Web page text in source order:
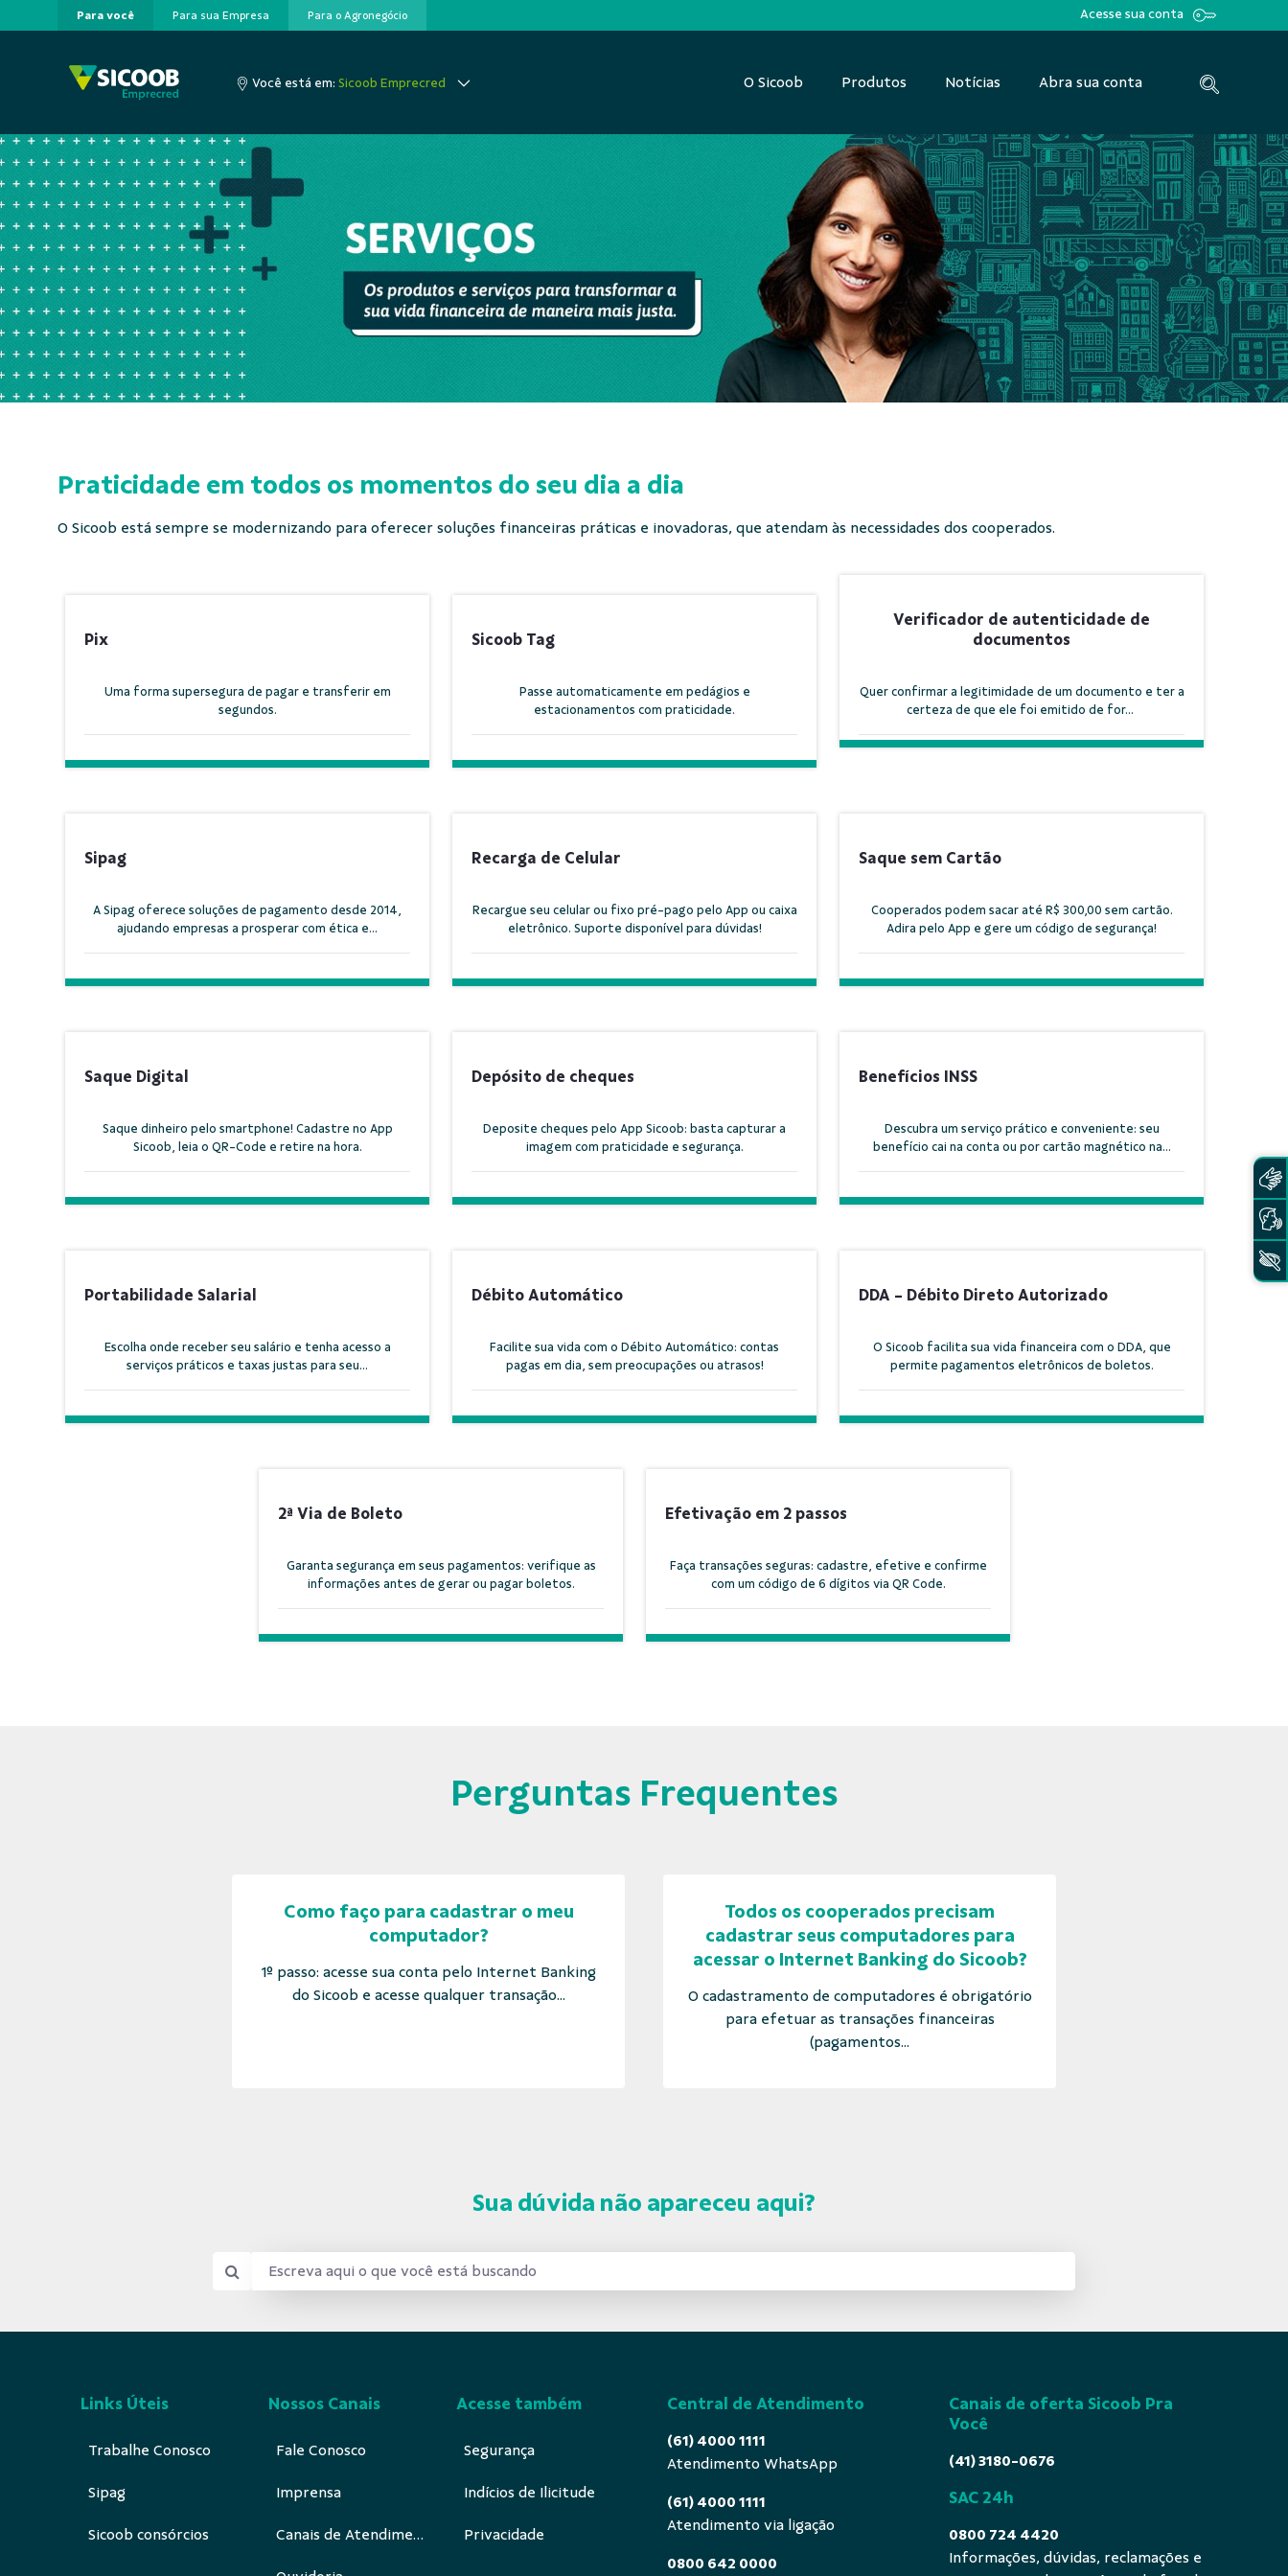
Pular para o Conteúdo principal
Para você Para sua Empresa Para o Agronegócio Acesse sua conta
Você está em:Sicoob Emprecred O Sicoob Produtos Notícias Abra sua conta
Praticidade em todos os momentos do seu dia a dia
O Sicoob está sempre se modernizando para oferecer soluções financeiras práticas e inovadoras, que atendam às necessidades dos cooperados.
Pix
Uma forma supersegura de pagar e transferir em
segundos.
Sicoob Tag
Passe automaticamente em pedágios e
estacionamentos com praticidade.
Verificador de autenticidade de
documentos
Quer confirmar a legitimidade de um documento e ter a
certeza de que ele foi emitido de for...
Sipag
A Sipag oferece soluções de pagamento desde 2014,
ajudando empresas a prosperar com ética e...
Recarga de Celular
Recargue seu celular ou fixo pré-pago pelo App ou caixa
eletrônico. Suporte disponível para dúvidas!
Saque sem Cartão
Cooperados podem sacar até R$ 300,00 sem cartão.
Adira pelo App e gere um código de segurança!
Saque Digital
Saque dinheiro pelo smartphone! Cadastre no App
Sicoob, leia o QR-Code e retire na hora.
Depósito de cheques
Deposite cheques pelo App Sicoob: basta capturar a
imagem com praticidade e segurança.
Benefícios INSS
Descubra um serviço prático e conveniente: seu
benefício cai na conta ou por cartão magnético na...
Portabilidade Salarial
Escolha onde receber seu salário e tenha acesso a
serviços práticos e taxas justas para seu...
Débito Automático
Facilite sua vida com o Débito Automático: contas
pagas em dia, sem preocupações ou atrasos!
DDA - Débito Direto Autorizado
O Sicoob facilita sua vida financeira com o DDA, que
permite pagamentos eletrônicos de boletos.
2ª Via de Boleto
Garanta segurança em seus pagamentos: verifique as
informações antes de gerar ou pagar boletos.
Efetivação em 2 passos
Faça transações seguras: cadastre, efetive e confirme
com um código de 6 dígitos via QR Code.
Perguntas Frequentes
Como faço para cadastrar o meu
computador?
1º passo: acesse sua conta pelo Internet Banking
do Sicoob e acesse qualquer transação...
Todos os cooperados precisam
cadastrar seus computadores para
acessar o Internet Banking do Sicoob?
O cadastramento de computadores é obrigatório
para efetuar as transações financeiras
(pagamentos...
Sua dúvida não apareceu aqui?
Links Úteis
Trabalhe Conosco
Sipag
Sicoob consórcios
Nossos Canais
Fale Conosco
Imprensa
Canais de Atendimento
Acesse também
Segurança
Indícios de Ilicitude
Privacidade
Central de Atendimento
(61) 4000 1111
Atendimento WhatsApp
(61) 4000 1111
Atendimento via ligação
0800 642 0000
Canais de oferta Sicoob Pra
Você
(41) 3180-0676
SAC 24h
0800 724 4420
Informações, dúvidas, reclamações e